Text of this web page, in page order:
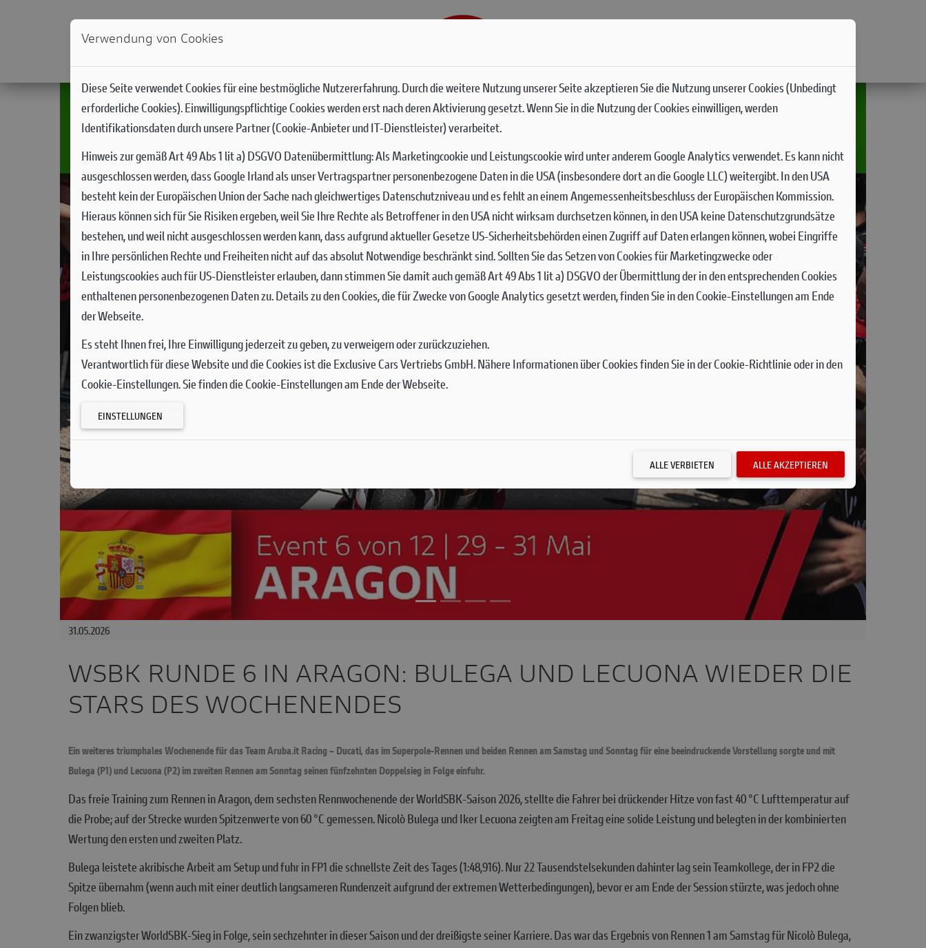
NEWS MODELLE DUCATI WORLD
31.05.2026
WSBK RUNDE 6 IN ARAGON: BULEGA UND LECUONA WIEDER DIE
STARS DES WOCHENENDES
Ein weiteres triumphales Wochenende für das Team Aruba.it Racing – Ducati, das im Superpole-Rennen und beiden Rennen am Samstag und Sonntag für eine beeindruckende Vorstellung sorgte und mit
Bulega (P1) und Lecuona (P2) im zweiten Rennen am Sonntag seinen fünfzehnten Doppelsieg in Folge einfuhr.
Das freie Training zum Rennen in Aragon, dem sechsten Rennwochenende der WorldSBK-Saison 2026, stellte die Fahrer bei drückender Hitze von fast 40 °C Lufttemperatur auf
die Probe; auf der Strecke wurden Spitzenwerte von 60 °C gemessen. Nicolò Bulega und Iker Lecuona zeigten am Freitag eine solide Leistung und belegten in der kombinierten
Wertung den ersten und zweiten Platz.
Bulega leistete akribische Arbeit am Setup und fuhr in FP1 die schnellste Zeit des Tages (1:48,916). Nur 22 Tausendstelsekunden dahinter lag sein Teamkollege, der in FP2 die
Spitze übernahm (wenn auch mit einer deutlich langsameren Rundenzeit aufgrund der extremen Wetterbedingungen), bevor er am Ende der Session stürzte, was jedoch ohne
Folgen blieb.
Ein zwanzigster WorldSBK-Sieg in Folge, sein sechzehnter in dieser Saison und der dreißigste seiner Karriere. Das war das Ergebnis von Rennen 1 am Samstag für Nicolò Bulega,
Verwendung von Cookies
Diese Seite verwendet Cookies für eine bestmögliche Nutzererfahrung. Durch die weitere Nutzung unserer Seite akzeptieren Sie die Nutzung unserer Cookies (Unbedingt
erforderliche Cookies). Einwilligungspflichtige Cookies werden erst nach deren Aktivierung gesetzt. Wenn Sie in die Nutzung der Cookies einwilligen, werden
Identifikationsdaten durch unsere Partner (Cookie-Anbieter und IT-Dienstleister) verarbeitet.
Hinweis zur gemäß Art 49 Abs 1 lit a) DSGVO Datenübermittlung:Als Marketingcookie und Leistungscookie wird unter anderem Google Analytics verwendet. Es kann nicht
ausgeschlossen werden, dass Google Irland als unser Vertragspartner personenbezogene Daten in die USA (insbesondere dort an die Google LLC) weitergibt. In den USA
besteht kein der Europäischen Union der Sache nach gleichwertiges Datenschutzniveau und es fehlt an einem Angemessenheitsbeschluss der Europäischen Kommission.
Hieraus können sich für Sie Risiken ergeben, weil Sie Ihre Rechte als Betroffener in den USA nicht wirksam durchsetzen können, in den USA keine Datenschutzgrundsätze
bestehen, und weil nicht ausgeschlossen werden kann, dass aufgrund aktueller Gesetze US-Sicherheitsbehörden einen Zugriff auf Daten erlangen können, wobei Eingriffe
in Ihre persönlichen Rechte und Freiheiten nicht auf das absolut Notwendige beschränkt sind.Sollten Sie das Setzen von Cookies für Marketingzwecke oder
Leistungscookies auch für US-Dienstleister erlauben, dann stimmen Sie damit auch gemäß Art 49 Abs 1 lit a) DSGVO der Übermittlung der in den entsprechenden Cookies
enthaltenen personenbezogenen Daten zu. Details zu den Cookies, die für Zwecke von Google Analytics gesetzt werden, finden Sie in den Cookie-Einstellungen am Ende
der Webseite.
Es steht Ihnen frei, Ihre Einwilligung jederzeit zu geben, zu verweigern oder zurückzuziehen.
Verantwortlich für diese Website und die Cookies ist die Exclusive Cars Vertriebs GmbH. Nähere Informationen über Cookies finden Sie in der Cookie-Richtlinie oder in den
Cookie-Einstellungen. Sie finden die Cookie-Einstellungen am Ende der Webseite.
EINSTELLUNGEN
ALLE VERBIETEN ALLE AKZEPTIEREN